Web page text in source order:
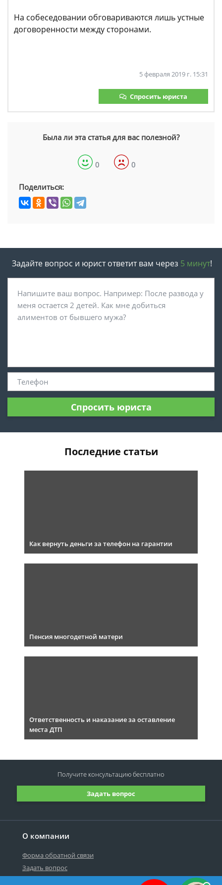
На собеседовании обговариваются лишь устные
договоренности между сторонами.
5 февраля 2019 г. 15:31
Спросить юриста
Была ли эта статья для вас полезной?
0 0
Поделиться:
Задайте вопрос и юрист ответит вам через 5 минут!
Спросить юриста
Последние статьи
Как вернуть деньги за телефон на гарантии
Пенсия многодетной матери
Ответственность и наказание за оставление
места ДТП
О компании
Форма обратной связи
Задать вопрос
Задать вопрос
Получите консультациюбесплатно